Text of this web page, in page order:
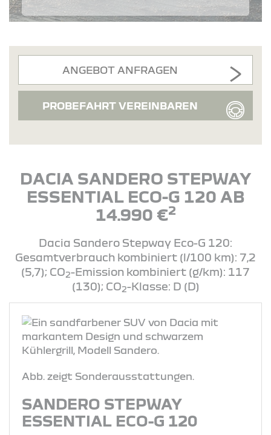
ANGEBOT ANFRAGEN
PROBEFAHRT VEREINBAREN
DACIA SANDERO STEPWAY
ESSENTIAL ECO-G 120 AB
14.990 €2
Dacia Sandero Stepway Eco-G 120:
Gesamtverbrauch kombiniert (l/100 km): 7,2
(5,7); CO2-Emission kombiniert (g/km): 117
(130); CO2-Klasse: D (D)
Abb. zeigt Sonderausstattungen.
SANDERO STEPWAY
ESSENTIAL ECO-G 120